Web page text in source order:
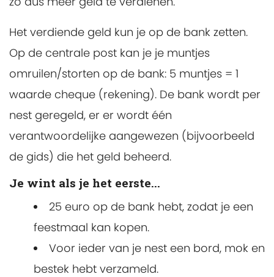
Het verdiende geld kun je op de bank zetten.
Op de centrale post kan je je muntjes
omruilen/storten op de bank: 5 muntjes = 1
waarde cheque (rekening). De bank wordt per
nest geregeld, er er wordt één
verantwoordelijke aangewezen (bijvoorbeeld
de gids) die het geld beheerd.
Je wint als je het eerste...
25 euro op de bank hebt, zodat je een
feestmaal kan kopen.
Voor ieder van je nest een bord, mok en
bestek hebt verzameld.